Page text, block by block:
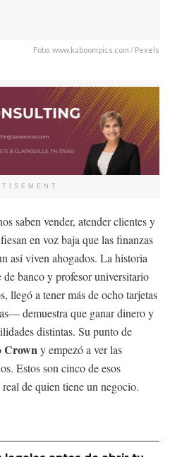
Foto: www.kaboompics.com / Pexels
saben vender, atender clientes y
en voz baja que las finanzas
así viven ahogados. La historia
banco y profesor universitario
llegó a tener más de ocho tarjetas
demuestra que ganar dinero y
distintas. Su punto de
Crowny empezó a ver las
Estos son cinco de esos
de quien tiene un negocio.